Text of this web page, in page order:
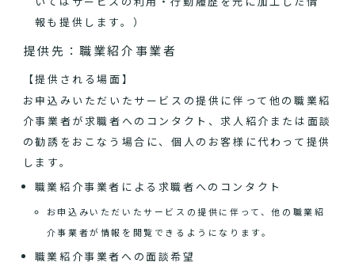
報も提供します。）
提供先：職業紹介事業者
【提供される場面】
お申込みいただいたサービスの提供に伴って他の職業紹
介事業者が求職者へのコンタクト、求人紹介または面談
の勧誘をおこなう場合に、個人のお客様に代わって提供
します。
職業紹介事業者による求職者へのコンタクト
お申込みいただいたサービスの提供に伴って、他の職業紹
介事業者が情報を閲覧できるようになります。
職業紹介事業者への面談希望